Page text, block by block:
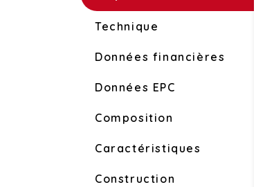
Technique
Données financières
Données EPC
Composition
Caractéristiques
Construction